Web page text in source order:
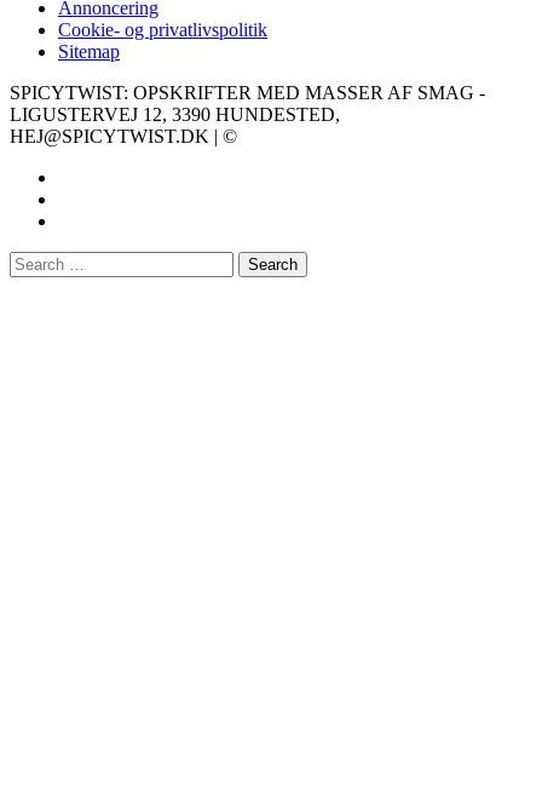
Annoncering
Cookie- og privatlivspolitik
Sitemap
SPICYTWIST: OPSKRIFTER MED MASSER AF SMAG -
LIGUSTERVEJ 12, 3390 HUNDESTED,
HEJ@SPICYTWIST.DK | ©